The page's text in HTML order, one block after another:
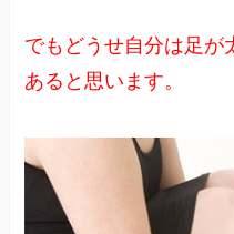
でもどうせ自分は足が
あると思います。